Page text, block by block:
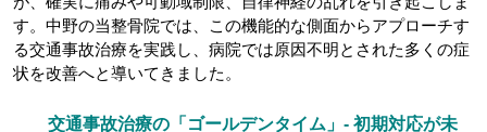
す。中野の当整骨院では、この機能的な側面からアプローチす
る交通事故治療を実践し、病院では原因不明とされた多くの症
状を改善へと導いてきました。
交通事故治療の「ゴールデンタイム」- 初期対応が未